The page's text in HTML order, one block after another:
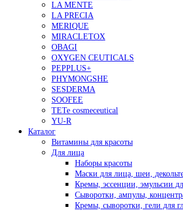
LA MENTE
LA PRECIA
MERIQUE
MIRACLETOX
OBAGI
OXYGEN CEUTICALS
PEPPLUS+
PHYMONGSHE
SESDERMA
SOOFEE
TETe cosmeceutical
YU-R
Каталог
Витамины для красоты
Для лица
Наборы красоты
Маски для лица, шеи,
Кремы, эссенции, эмульсии
Сыворотки, ампулы,
Кремы, сыворотки, гели для